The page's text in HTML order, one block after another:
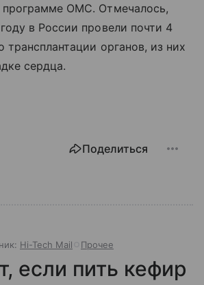
ОМС. Отмечалось,
в России провели почти 4
трансплантации органов, из них
сердца.
Поделиться
Hi-Tech Mail Прочее
если пить кефир